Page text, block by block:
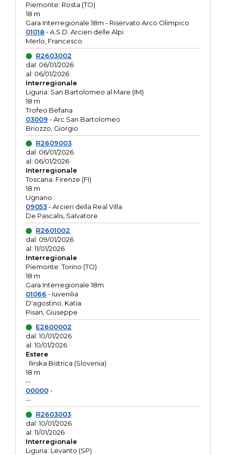
Piemonte: Rosta (TO)
18 m
Gara Interregionale 18m - Riservato Arco Olimpico
01018- A.S.D. Arcieri delle Alpi
Merlo, Francesco
R2603002
dal: 06/01/2026
al: 06/01/2026
Interregionale
Liguria: San Bartolomeo al Mare (IM)
18 m
Trofeo Befana
03009 - Arc.San Bartolomeo
Briozzo, Giorgio
R2609003
dal: 06/01/2026
al: 06/01/2026
Interregionale
Toscana: Firenze (FI)
18 m
Ugnano
09053- Arcieri della Real Villa
De Pascalis, Salvatore
R2601002
dal: 09/01/2026
al: 11/01/2026
Interregionale
Piemonte: Torino (TO)
18 m
Gara Interregionale 18m
01066 - Iuvenilia
D'agostino, Katia
Pisan, Giuseppe
E2600002
dal: 10/01/2026
al: 10/01/2026
Estere
: Ilirska Bistrica (Slovenia)
18 m
--
00000-
--
R2603003
dal: 10/01/2026
al: 11/01/2026
Interregionale
Liguria: Levanto (SP)